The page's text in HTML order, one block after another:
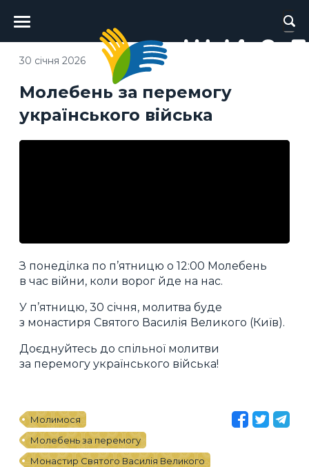
Головне
меню
Молебень за перемогу
українського війська
30 січня 2026
З понеділка по п’ятницю о 12:00 Молебень
в час війни, коли ворог йде на нас.
У п’ятницю, 30 січня, молитва буде
з монастиря Святого Василія Великого (Київ).
Доєднуйтесь до спільної молитви
за перемогу українського війська!
Молимося
Молебень за перемогу
Монастир Святого Василія Великого